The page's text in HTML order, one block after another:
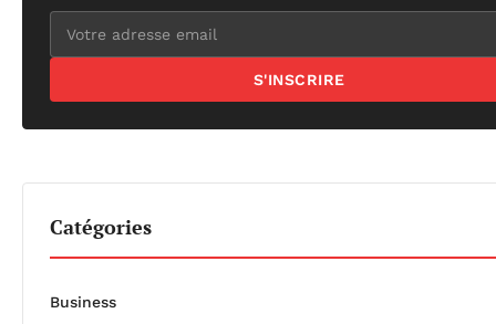
S'INSCRIRE
Catégories
Business